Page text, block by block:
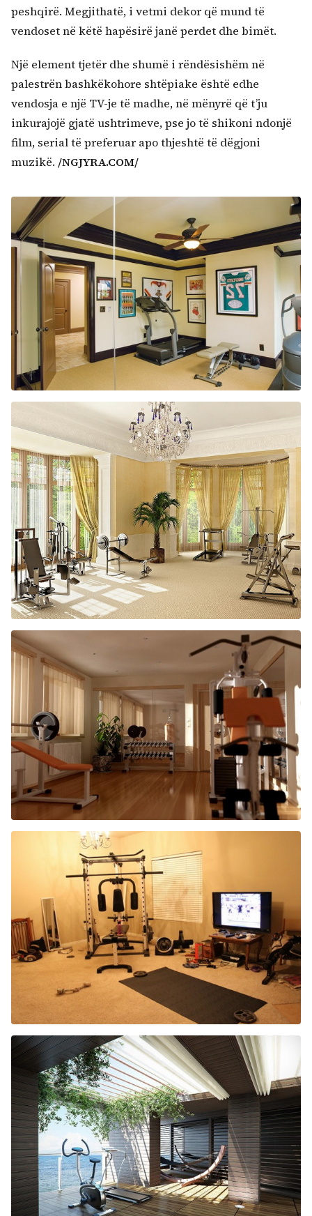
peshqirë. Megjithatë, i vetmi dekor që mund të
vendoset në këtë hapësirë janë perdet dhe bimët.
Një element tjetër dhe shumë i rëndësishëm në
palestrën bashkëkohore shtëpiake është edhe
vendosja e një TV-je të madhe, në mënyrë që t’ju
inkurajojë gjatë ushtrimeve, pse jo të shikoni ndonjë
film, serial të preferuar apo thjeshtë të dëgjoni
muzikë. /NGJYRA.COM/